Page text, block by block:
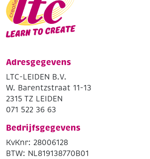
Adresgegevens
LTC-LEIDEN B.V.
W. Barentzstraat 11-13
2315 TZ LEIDEN
071 522 36 63
Bedrijfsgegevens
KvKnr: 28006128
BTW: NL819138770B01